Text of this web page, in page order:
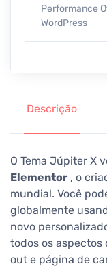
Performance
WordPress
Descrição
O Tema Júpiter X
Elementor , o
mundial. Você
globalmente
novo
todos os
out e página de